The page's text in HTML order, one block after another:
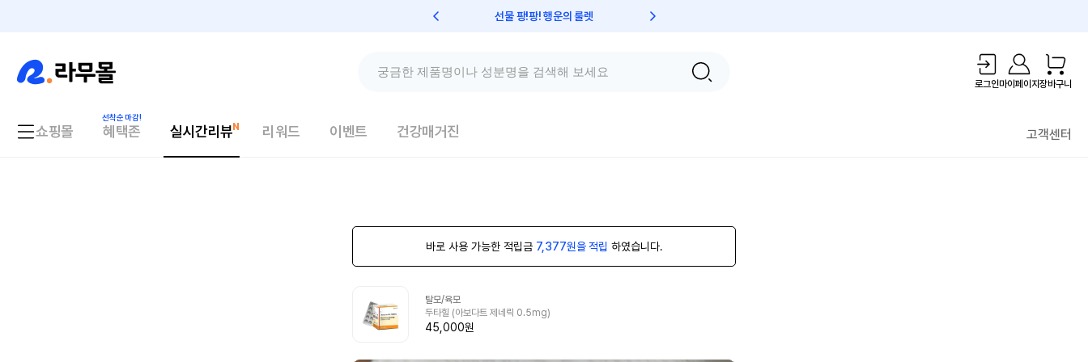
선물 팡!팡! 행운의 룰렛
로그인마이페이지장바구니
쇼핑몰 혜택존 실시간리뷰 리워드 이벤트 건강매거진 고객센터
바로 사용 가능한 적립금 7,377원을 적립 하였습니다.
탈모/육모
두타힐 (아보다트 제네릭 0.5mg)
45,000원